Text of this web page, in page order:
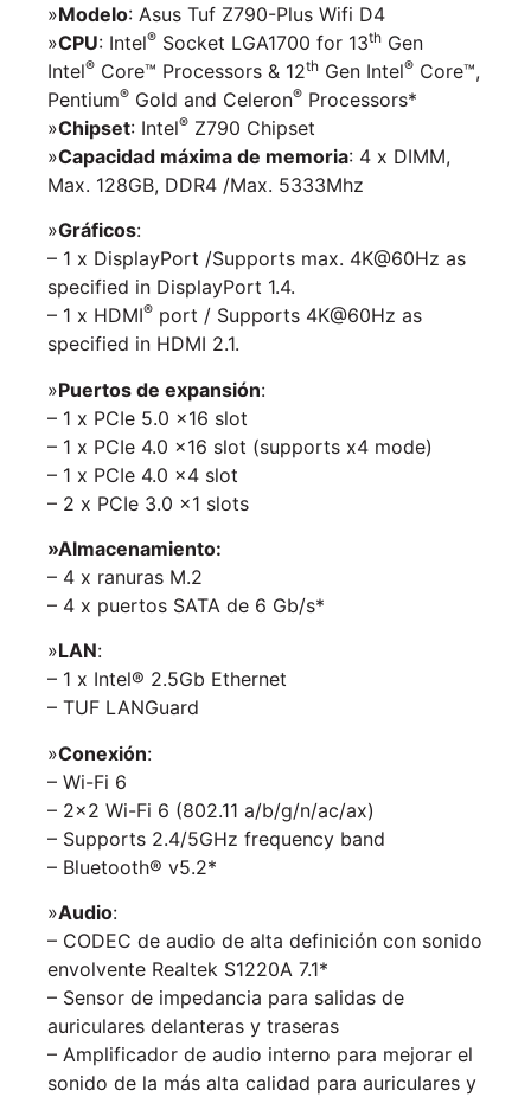
»Modelo: Asus Tuf Z790-Plus Wifi D4
»CPU: Intel® Socket LGA1700 for 13th Gen
Intel® Core™ Processors & 12th Gen Intel® Core™,
Pentium® Gold and Celeron® Processors*
»Chipset: Intel® Z790 Chipset
»Capacidad máxima de memoria: 4 x DIMM,
Max. 128GB, DDR4 /Max. 5333Mhz
»Gráficos:
– 1 x DisplayPort /Supports max. 4K@60Hz as
specified in DisplayPort 1.4.
– 1 x HDMI® port / Supports 4K@60Hz as
specified in HDMI 2.1.
»Puertos de expansión:
– 1 x PCIe 5.0 x16 slot
– 1 x PCIe 4.0 x16 slot (supports x4 mode)
– 1 x PCIe 4.0 x4 slot
– 2 x PCIe 3.0 x1 slots
»Almacenamiento:
– 4 x ranuras M.2
– 4 x puertos SATA de 6 Gb/s*
»LAN:
– 1 x Intel® 2.5Gb Ethernet
– TUF LANGuard
»Conexión:
– Wi-Fi 6
– 2×2 Wi-Fi 6 (802.11 a/b/g/n/ac/ax)
– Supports 2.4/5GHz frequency band
– Bluetooth® v5.2*
»Audio:
– CODEC de audio de alta definición con sonido
envolvente Realtek S1220A 7.1*
– Sensor de impedancia para salidas de
auriculares delanteras y traseras
– Amplificador de audio interno para mejorar el
sonido de la más alta calidad para auriculares y